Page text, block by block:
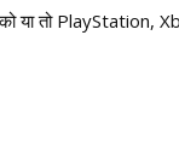
या तो PlayStation,